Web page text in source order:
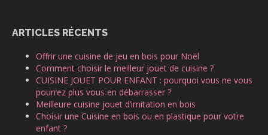
ARTICLES RÉCENTS
Offrir une cuisine de jeu en bois pour Noël
Comment choisir le meilleur jouet de cuisine ?
CUISINE JOUET POUR ENFANT : pourquoi vous ne vous
pourrez plus vous en débarrasser ?
Meilleure cuisine jouet d’imitation en bois
Choisir une Cuisine en bois ou en plastique pour votre
enfant ?